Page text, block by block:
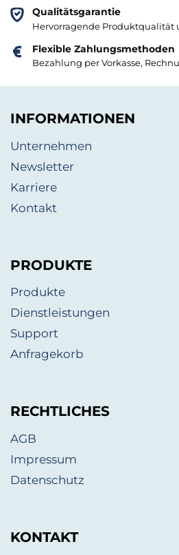
Qualitätsgarantie
Hervorragende Produktqualität
Flexible Zahlungsmethoden
Bezahlung per Vorkasse,
INFORMATIONEN
Unternehmen
Newsletter
Karriere
Kontakt
PRODUKTE
Produkte
Dienstleistungen
Support
Anfragekorb
RECHTLICHES
AGB
Impressum
Datenschutz
KONTAKT